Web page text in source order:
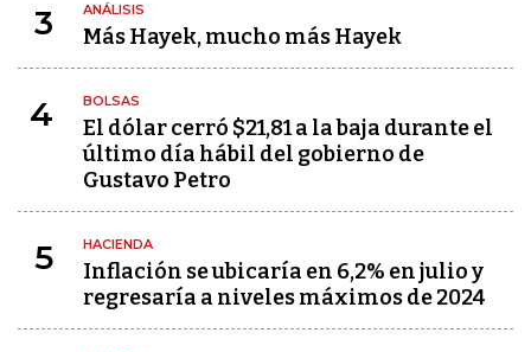
3 ANÁLISIS
Más Hayek, mucho más Hayek
4 BOLSAS
El dólar cerró $21,81 a la baja durante el
último día hábil del gobierno de
Gustavo Petro
5 HACIENDA
Inflación se ubicaría en 6,2% en julio y
regresaría a niveles máximos de 2024